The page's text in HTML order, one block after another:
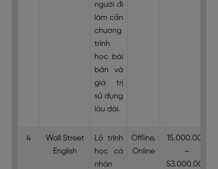
người đi
làm cần
chương
trình
học bài
bản và
giá trị
sử dụng
lâu dài.
4
Wall Street
English
Lộ trình
học cá
nhân
Offline,
Online
15.000.000
–
53.000.000